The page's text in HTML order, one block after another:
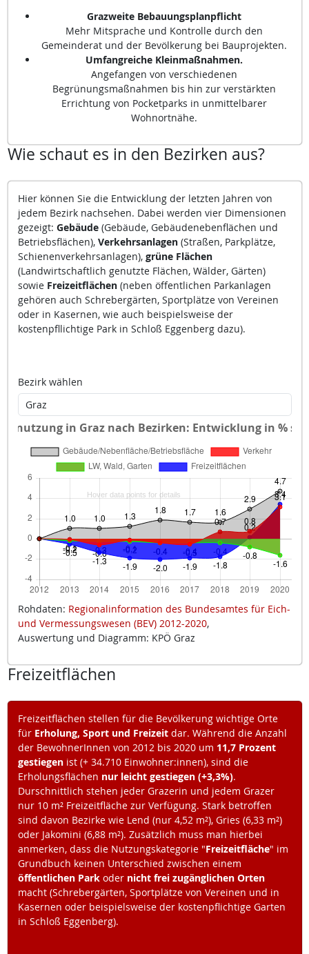
Grazweite Bebauungsplanpflicht
Mehr Mitsprache und Kontrolle durch den
Gemeinderat und der Bevölkerung bei Bauprojekten.
Umfangreiche Kleinmaßnahmen.
Angefangen von verschiedenen
Begrünungsmaßnahmen bis hin zur verstärkten
Errichtung von Pocketparks in unmittelbarer
Wohnortnähe.
Wie schaut es in den Bezirken aus?
Hier können Sie die Entwicklung der letzten Jahren von
jedem Bezirk nachsehen. Dabei werden vier Dimensionen
gezeigt: Gebäude (Gebäude, Gebäudenebenflächen und
Betriebsflächen), Verkehrsanlagen (Straßen, Parkplätze,
Schienenverkehrsanlagen), grüne Flächen
(Landwirtschaftlich genutzte Flächen, Wälder, Gärten)
sowie Freizeitflächen (neben öffentlichen Parkanlagen
gehören auch Schrebergärten, Sportplätze von Vereinen
oder in Kasernen, wie auch beispielsweise der
kostenpfllichtige Park in Schloß Eggenberg dazu).
Bezirk wählen
Rohdaten: Regionalinformation des Bundesamtes für Eich-
und Vermessungswesen (BEV) 2012-2020,
Auswertung und Diagramm: KPÖ Graz
Freizeitflächen
Freizeitflächen stellen für die Bevölkerung wichtige Orte
für Erholung, Sport und Freizeitdar. Während die Anzahl
der BewohnerInnen von 2012 bis 2020 um 11,7 Prozent
gestiegenist (+ 34.710 Einwohner:innen), sind die
Erholungsflächen nur leicht gestiegen (+3,3%).
Durschnittlich stehen jeder Grazerin und jedem Grazer
nur 10 m² Freizeitfläche zur Verfügung. Stark betroffen
sind davon Bezirke wie Lend (nur 4,52 m²), Gries (6,33 m²)
oder Jakomini (6,88 m²). Zusätzlich muss man hierbei
anmerken, dass die Nutzungskategorie "Freizeitfläche" im
Grundbuch keinen Unterschied zwischen einem
öffentlichen Parkoder nicht frei zugänglichen Orten
macht (Schrebergärten, Sportplätze von Vereinen und in
Kasernen oder beispielsweise der kostenpflichtige Garten
in Schloß Eggenberg).